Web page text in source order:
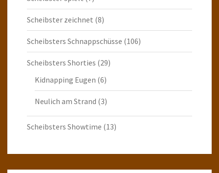
Scheibster zeichnet (8)
Scheibsters Schnappschüsse (106)
Scheibsters Shorties (29)
Kidnapping Eugen (6)
Neulich am Strand (3)
Scheibsters Showtime (13)